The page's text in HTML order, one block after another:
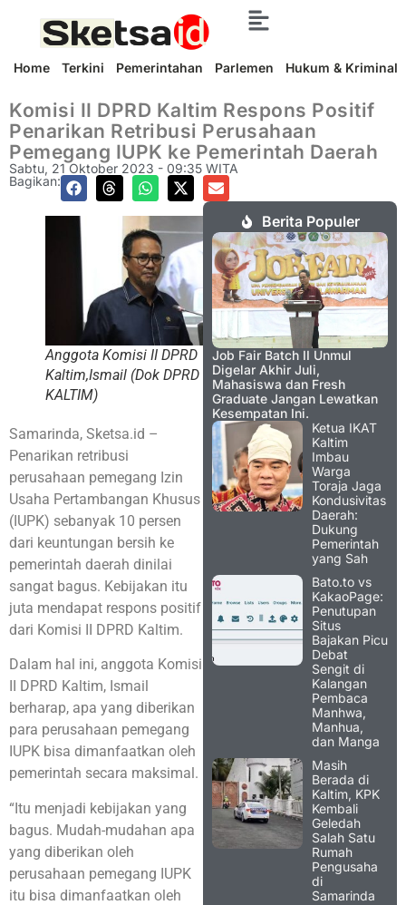
Home Terkini Pemerintahan Parlemen Hukum & Kriminal
Komisi II DPRD Kaltim Respons Positif
Penarikan Retribusi Perusahaan
Pemegang IUPK ke Pemerintah Daerah
Sabtu, 21 Oktober 2023 - 09:35 WITA
Bagikan:
Anggota Komisi II DPRD
Kaltim,Ismail (Dok DPRD
KALTIM)
Samarinda, Sketsa.id –
Penarikan retribusi
perusahaan pemegang Izin
Usaha Pertambangan Khusus
(IUPK) sebanyak 10 persen
dari keuntungan bersih ke
pemerintah daerah dinilai
sangat bagus. Kebijakan itu
juta mendapat respons positif
dari Komisi II DPRD Kaltim.
Dalam hal ini, anggota Komisi
II DPRD Kaltim, Ismail
berharap, apa yang diberikan
para perusahaan pemegang
IUPK bisa dimanfaatkan oleh
pemerintah secara maksimal.
“Itu menjadi kebijakan yang
bagus. Mudah-mudahan apa
yang diberikan oleh
perusahaan pemegang IUPK
itu bisa dimanfaatkan oleh
Berita Populer
Job Fair Batch II Unmul
Digelar Akhir Juli,
Mahasiswa dan Fresh
Graduate Jangan Lewatkan
Kesempatan Ini.
Ketua IKAT
Kaltim
Imbau
Warga
Toraja Jaga
Kondusivitas
Daerah:
Dukung
Pemerintah
yang Sah
Bato.to vs
KakaoPage:
Penutupan
Situs
Bajakan Picu
Debat
Sengit di
Kalangan
Pembaca
Manhwa,
Manhua,
dan Manga
Masih
Berada di
Kaltim, KPK
Kembali
Geledah
Salah Satu
Rumah
Pengusaha
di
Samarinda